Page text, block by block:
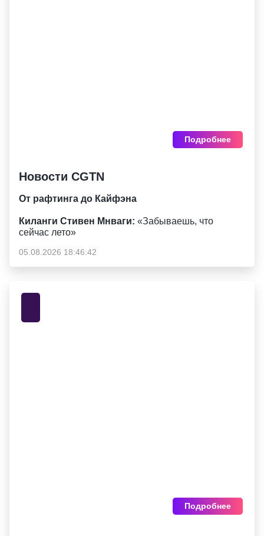
Подробнее
Новости CGTN
От рафтинга до Кайфэна
Киланги Стивен Мнваги: «Забываешь, что
сейчас лето»
05.08.2026 18:46:42
Подробнее